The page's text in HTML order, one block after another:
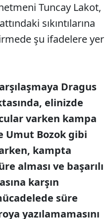
Tuncay Lakot,
sıkıntılarına
şu ifadelere yer
Dragus
elinizde
varken kampa
Umut Bozok gibi
kampta
alması ve başarılı
karşın
süre
yazılamamasını